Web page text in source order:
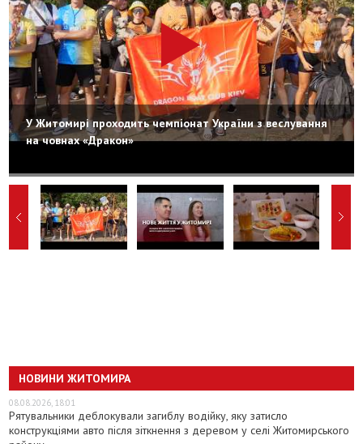
У Житомирі проходить чемпіонат України з веслування
на човнах «Дракон»
НОВИНИ ЖИТОМИРА
08.08.2026, 18:01
Рятувальники деблокували загиблу водійку, яку затисло
конструкціями авто після зіткнення з деревом у селі Житомирського